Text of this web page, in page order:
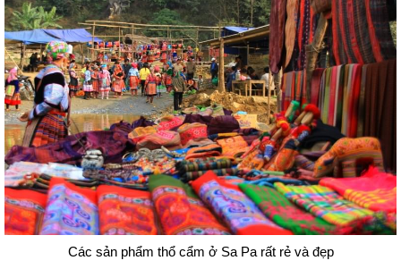
Các sản phẩm thổ cẩm ở Sa Pa rất rẻ và đẹp